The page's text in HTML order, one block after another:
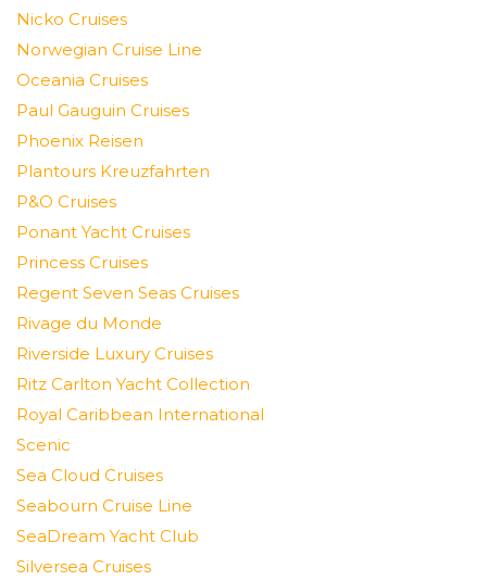
Nicko Cruises
Norwegian Cruise Line
Oceania Cruises
Paul Gauguin Cruises
Phoenix Reisen
Plantours Kreuzfahrten
P&O Cruises
Ponant Yacht Cruises
Princess Cruises
Regent Seven Seas Cruises
Rivage du Monde
Riverside Luxury Cruises
Ritz Carlton Yacht Collection
Royal Caribbean International
Scenic
Sea Cloud Cruises
Seabourn Cruise Line
SeaDream Yacht Club
Silversea Cruises